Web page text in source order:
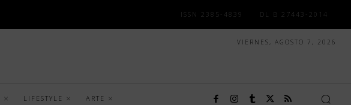
ISSN 2385-4839 DL B 27443-2014
VIERNES, AGOSTO 7, 2026
LIFESTYLE ARTE